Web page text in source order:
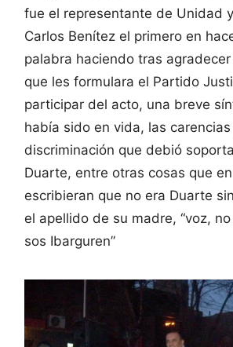
fue el representante de Unidad
Carlos Benítez el primero en
palabra haciendo tras
que les formulara el Partido
participar del acto, una breve
había sido en vida, las
discriminación que debió
Duarte, entre otras cosas que
escribieran que no era Duarte
el apellido de su madre, “voz,
sos Ibarguren”